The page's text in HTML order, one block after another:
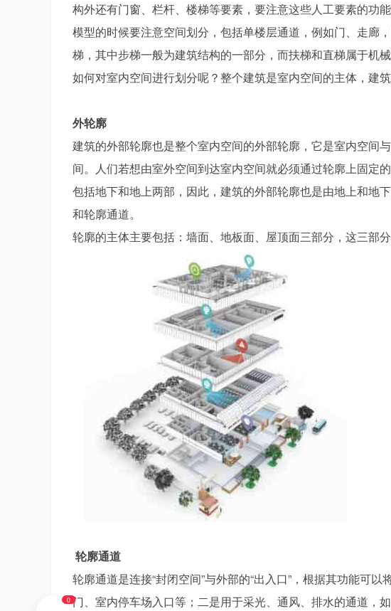
0
构外还有门窗、栏杆、楼梯等要素，要注意这些人工要素的功
模型的时候要注意空间划分，包括单楼层通道，例如门、走廊
梯，其中步梯一般为建筑结构的一部分，而扶梯和直梯属于机械
如何对室内空间进行划分呢？整个建筑是室内空间的主体，建
外轮廓
建筑的外部轮廓也是整个室内空间的外部轮廓，它是室内空间
间。人们若想由室外空间到达室内空间就必须通过轮廓上固定
包括地下和地上两部，因此，建筑的外部轮廓也是由地上和地
和轮廓通道。
轮廓的主体主要包括：墙面、地板面、屋顶面三部分，这三部
轮廓通道
轮廓通道是连接“封闭空间”与外部的“出入口”，根据其功能可
门、室内停车场入口等；二是用于采光、通风、排水的通道，